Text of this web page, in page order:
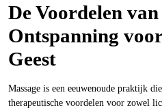
De Voordelen van
Ontspanning
Geest
Massage is een eeuwenoude praktijk
therapeutische voordelen voor zowel